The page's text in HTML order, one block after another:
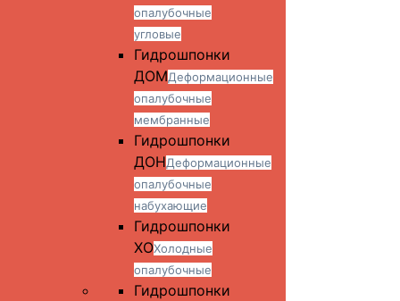
опалубочные
угловые
Гидрошпонки
ДОМДеформационные
опалубочные
мембранные
Гидрошпонки
ДОНДеформационные
опалубочные
набухающие
Гидрошпонки
ХОХолодные
опалубочные
Гидрошпонки